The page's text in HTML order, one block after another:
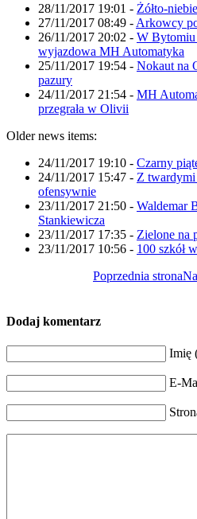
28/11/2017 19:01 - Żółto-
27/11/2017 08:49 - Arkowcy
26/11/2017 20:02 - W Bytomiu
wyjazdowa MH Automatyka
25/11/2017 19:54 - Nokaut na
pazury
24/11/2017 21:54 - MH
przegrała w Olivii
Older news items:
24/11/2017 19:10 - Czarny
24/11/2017 15:47 - Z twardymi
ofensywnie
23/11/2017 21:50 - Waldemar
Stankiewicza
23/11/2017 17:35 - Zielone na
23/11/2017 10:56 - 100 szkół
Poprzednia strona
Dodaj komentarz
Imię
E-